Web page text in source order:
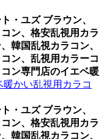
・ユズ ブラウン、
ン、格安乱視用カラ
韓国乱視カラコン、
ン、乱視用カラーコ
ン専門店のイエベ暖
暖かい乱視用カラコ
・ユズ ブラウン、
ン、格安乱視用カラ
韓国乱視カラコン、